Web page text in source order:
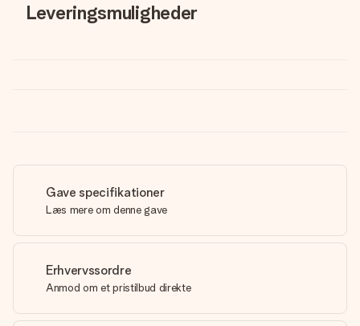
Leveringsmuligheder
Gave specifikationer
Læs mere om denne gave
Erhvervssordre
Anmod om et pristilbud direkte